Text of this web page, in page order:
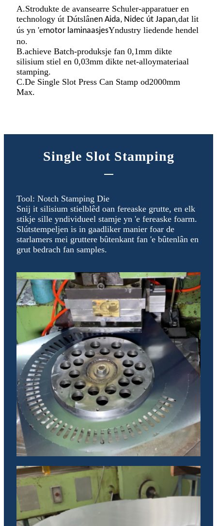
A.Strodukte de avansearre Schuler-apparatuer en
technology út Dútslânen Aida, Nidec út Japan,dat lit
ús yn 'emotor laminaasjesYndustry liedende hendel
no.
B.achieve Batch-produksje fan 0,1mm dikte
silisium stiel en 0,03mm dikte net-alloymateriaal
stamping.
C.De Single Slot Press Can Stamp od2000mm
Max.
Single Slot Stamping
Tool: Notch Stamping Die
Snij it silisium stielblêd oan fereaske grutte, en elk
stikje sille yndividueel stamje yn 'e fereaske foarm.
Slútstempeljen is in gaadliker manier foar de
starlamers mei gruttere bûtenkant fan 'e bûtenlân en
grut bedrach fan samples.